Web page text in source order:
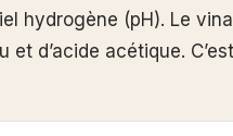
hydrogène (pH). Le
et d’acide acétique.